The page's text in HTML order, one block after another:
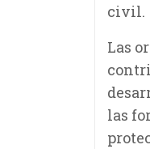
civil.
Las
las